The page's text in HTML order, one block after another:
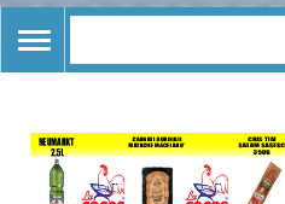
TOGGLE
NAVIGATION